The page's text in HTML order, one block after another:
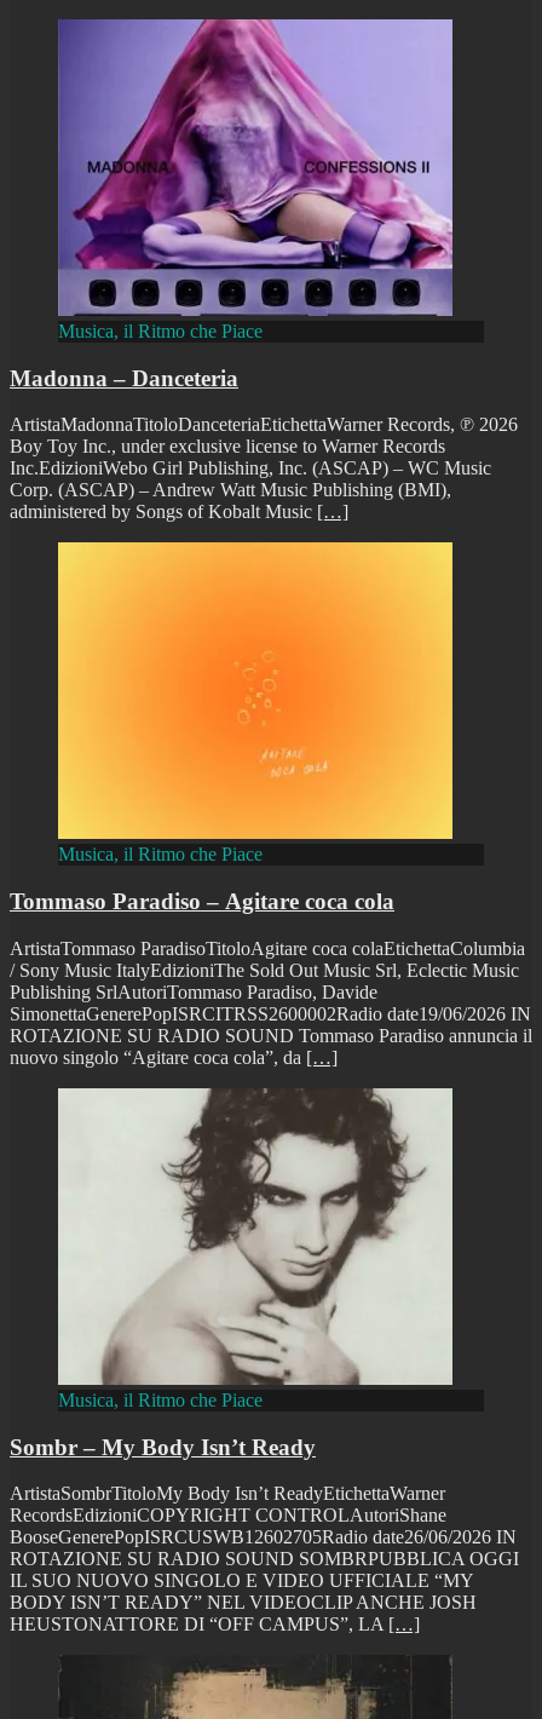
Musica, il Ritmo che Piace
Madonna – Danceteria
ArtistaMadonnaTitoloDanceteriaEtichettaWarner Records, ℗ 2026
Boy Toy Inc., under exclusive license to Warner Records
Inc.EdizioniWebo Girl Publishing, Inc. (ASCAP) – WC Music
Corp. (ASCAP) – Andrew Watt Music Publishing (BMI),
administered by Songs of Kobalt Music […]
Musica, il Ritmo che Piace
Tommaso Paradiso – Agitare coca cola
ArtistaTommaso ParadisoTitoloAgitare coca colaEtichettaColumbia
/ Sony Music ItalyEdizioniThe Sold Out Music Srl, Eclectic Music
Publishing SrlAutoriTommaso Paradiso, Davide
SimonettaGenerePopISRCITRSS2600002Radio date19/06/2026 IN
ROTAZIONE SU RADIO SOUND Tommaso Paradiso annuncia il
nuovo singolo “Agitare coca cola”, da […]
Musica, il Ritmo che Piace
Sombr – My Body Isn’t Ready
ArtistaSombrTitoloMy Body Isn’t ReadyEtichettaWarner
RecordsEdizioniCOPYRIGHT CONTROLAutoriShane
BooseGenerePopISRCUSWB12602705Radio date26/06/2026 IN
ROTAZIONE SU RADIO SOUND SOMBRPUBBLICA OGGI
IL SUO NUOVO SINGOLO E VIDEO UFFICIALE “MY
BODY ISN’T READY” NEL VIDEOCLIP ANCHE JOSH
HEUSTONATTORE DI “OFF CAMPUS”, LA […]